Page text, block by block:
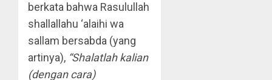
berkata bahwa Rasulullah
shallallahu ‘alaihi wa
sallam bersabda (yang
artinya), “Shalatlah kalian
(dengan cara)